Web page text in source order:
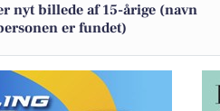
nyt billede af 15-årige (navn
er fundet)